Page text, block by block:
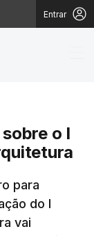
Entrar
70
o I
para
do I
vai